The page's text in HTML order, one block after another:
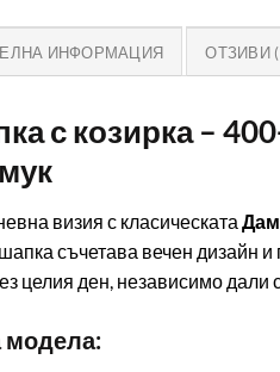
ИНФОРМАЦИЯ ОТЗИВИ
с козирка –
визия с класическата
съчетава вечен дизайн
целия ден, независимо дали
модела: